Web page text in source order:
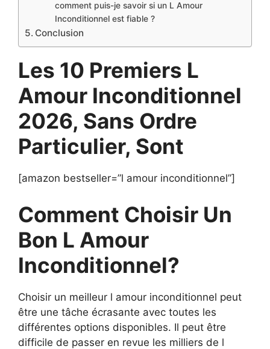
comment puis-je savoir si un L Amour
Inconditionnel est fiable ?
Conclusion
Les 10 Premiers L
Amour Inconditionnel
2026, Sans Ordre
Particulier, Sont
[amazon bestseller=”l amour inconditionnel”]
Comment Choisir Un
Bon L Amour
Inconditionnel?
Choisir un meilleur l amour inconditionnel peut
être une tâche écrasante avec toutes les
différentes options disponibles. Il peut être
difficile de passer en revue les milliers de l